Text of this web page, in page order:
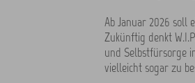
Ab Januar 2026 soll
Zukünftig denkt
und Selbstfürsorge
vielleicht sogar zu